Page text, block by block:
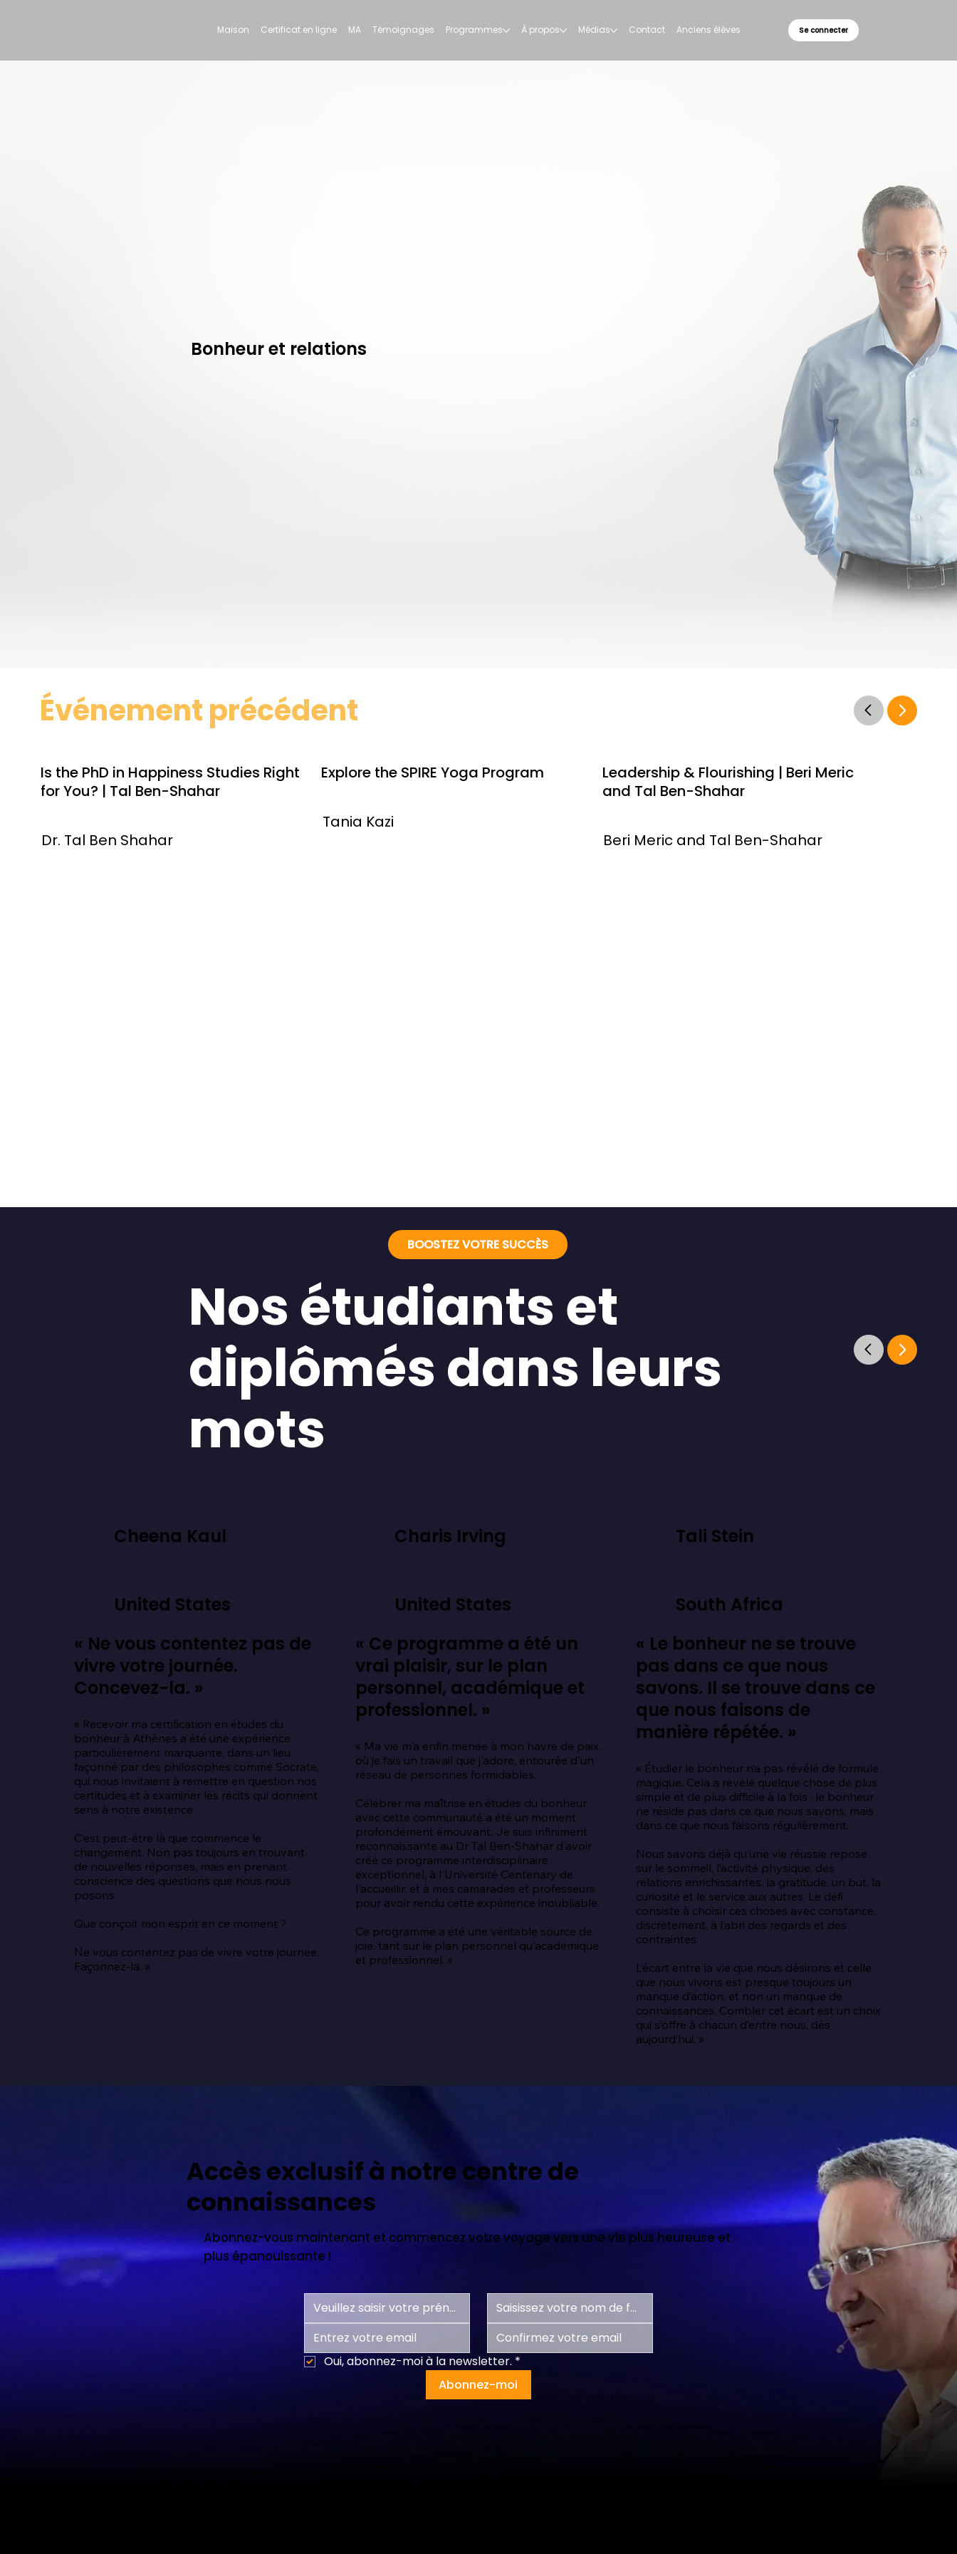
Maison Certificat en ligne MA Témoignages Programmes À propos Médias Contact Anciens élèves Se connecter
Bonheur et relations
BOOSTEZ VOTRE SUCCÈS
Nos étudiants et
diplômés dans leurs
mots
Cheena Kaul
United States
« Ne vous contentez pas de
vivre votre journée.
Concevez-la. »
« Recevoir ma certification en études du
bonheur à Athènes a été une expérience
particulièrement marquante, dans un lieu
façonné par des philosophes comme Socrate,
qui nous invitaient à remettre en question nos
certitudes et à examiner les récits qui donnent
sens à notre existence.
C’est peut-être là que commence le
changement. Non pas toujours en trouvant
de nouvelles réponses, mais en prenant
conscience des questions que nous nous
posons.
Que conçoit mon esprit en ce moment ?
Ne vous contentez pas de vivre votre journée.
Façonnez-la. »
Charis Irving
United States
« Ce programme a été un
vrai plaisir, sur le plan
personnel, académique et
professionnel. »
« Ma vie m'a enfin menée à mon havre de paix,
où je fais un travail que j'adore, entourée d'un
réseau de personnes formidables.
Célébrer ma maîtrise en études du bonheur
avec cette communauté a été un moment
profondément émouvant. Je suis infiniment
reconnaissante au Dr Tal Ben-Shahar d'avoir
créé ce programme interdisciplinaire
exceptionnel, à l'Université Centenary de
l'accueillir, et à mes camarades et professeurs
pour avoir rendu cette expérience inoubliable.
Ce programme a été une véritable source de
joie, tant sur le plan personnel qu'académique
et professionnel. »
Tali Stein
South Africa
« Le bonheur ne se trouve
pas dans ce que nous
savons. Il se trouve dans ce
que nous faisons de
manière répétée. »
« Étudier le bonheur n’a pas révélé de formule
magique. Cela a révélé quelque chose de plus
simple et de plus difficile à la fois : le bonheur
ne réside pas dans ce que nous savons, mais
dans ce que nous faisons régulièrement.
Nous savons déjà qu’une vie réussie repose
sur le sommeil, l’activité physique, des
relations enrichissantes, la gratitude, un but, la
curiosité et le service aux autres. Le défi
consiste à choisir ces choses avec constance,
discrètement, à l’abri des regards et des
contraintes.
L’écart entre la vie que nous désirons et celle
que nous vivons est presque toujours un
manque d’action, et non un manque de
connaissances. Combler cet écart est un choix
qui s’offre à chacun d’entre nous, dès
aujourd’hui. »
Événement précédent
Is the PhD in Happiness Studies Right
for You? | Tal Ben-Shahar
Dr. Tal Ben Shahar
Explore the SPIRE Yoga Program
Tania Kazi
Leadership & Flourishing | Beri Meric
and Tal Ben-Shahar
Beri Meric and Tal Ben-Shahar
Accès exclusif à notre centre de
connaissances
Abonnez-vous maintenant et commencez votre voyage vers une vie plus heureuse et
plus épanouissante !
Oui, abonnez-moi à la newsletter. *
Abonnez-moi